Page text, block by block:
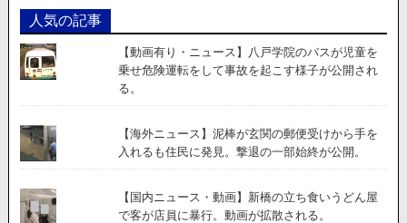
人気の記事
【動画有り・ニュース】八戸学院のバスが児童を
乗せ危険運転をして事故を起こす様子が公開され
る。
【海外ニュース】泥棒が玄関の郵便受けから手を
入れるも住民に発見。撃退の一部始終が公開。
【国内ニュース・動画】新橋の立ち食いうどん屋
で客が店員に暴行。動画が拡散される。